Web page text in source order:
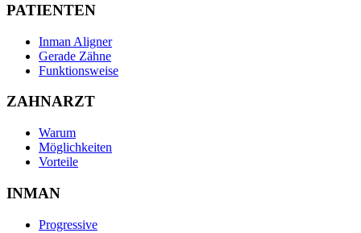
PATIENTEN
Inman Aligner
Gerade Zähne
Funktionsweise
ZAHNARZT
Warum
Möglichkeiten
Vorteile
INMAN
Progressive